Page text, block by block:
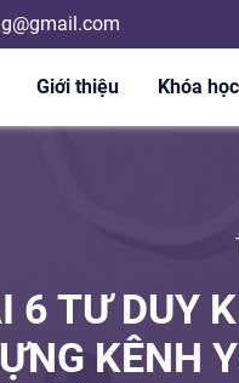
Giới thiệu Khóa học
6 TƯ DUY
KÊNH